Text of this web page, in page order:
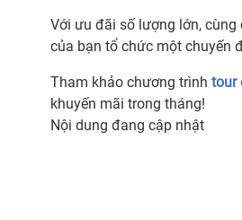
Với ưu đãi số lượng lớn,
của bạn tổ chức một chuyến
Tham khảo chương trình tour
khuyến mãi trong tháng!
Nội dung đang cập nhật